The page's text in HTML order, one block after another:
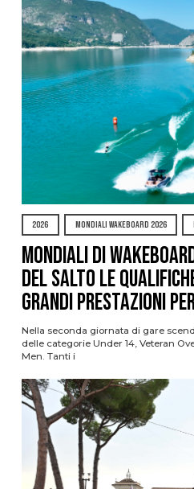
2026 MONDIALI WAKEBOARD 2026
Mondiali di
del Salto le
grandi prestazioni
Nella seconda giornata di gare
delle categorie Under 14, Veteran
Men. Tanti i